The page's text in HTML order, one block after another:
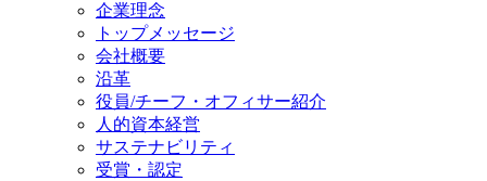
企業理念
トップメッセージ
会社概要
沿革
役員/チーフ・オフィサー紹介
人的資本経営
サステナビリティ
受賞・認定